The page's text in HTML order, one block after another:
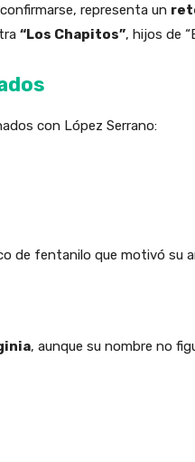
representa un
“Los Chapitos”, hijos de
con López Serrano:
de fentanilo que motivó su
, aunque su nombre no